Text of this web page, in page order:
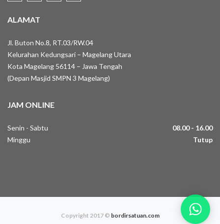
ALAMAT
Jl. Buton No.8, RT.03/RW.04
Kelurahan Kedungsari – Magelang Utara
Kota Magelang 56114 – Jawa Tengah
(Depan Masjid SMPN 3 Magelang)
JAM ONLINE
Senin - Sabtu
08.00 - 16.00
Minggu
Tutup
Copyright 2017 © bordirsatuan.com